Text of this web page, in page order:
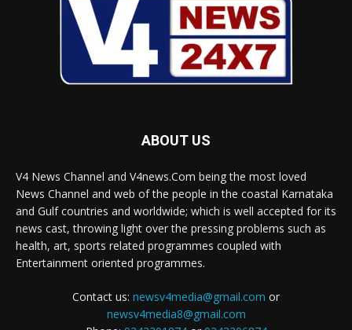
ABOUT US
V4 News Channel and V4news.Com being the most loved
News Channel and web of the people in the coastal Karnataka
and Gulf countries and worldwide; which is well accepted for its
news cast, throwing light over the pressing problems such as
health, art, sports related programmes coupled with
Entertainment oriented programmes.
Contact us: newsv4media@gmail.com or
newsv4media8@gmail.com